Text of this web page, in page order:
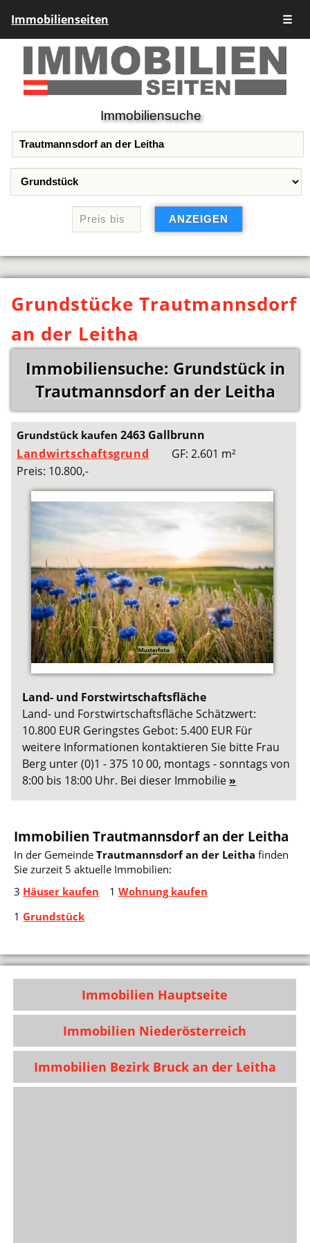
Immobilienseiten ☰
Immobiliensuche
Grundstücke Trautmannsdorf
an der Leitha
Immobiliensuche: Grundstück in
Trautmannsdorf an der Leitha
Grundstück kaufen2463 Gallbrunn
Landwirtschaftsgrund
GF: 2.601 m²
Preis: 10.800,-
Land- und Forstwirtschaftsfläche
Land- und Forstwirtschaftsfläche Schätzwert:
10.800 EUR Geringstes Gebot: 5.400 EUR Für
weitere Informationen kontaktieren Sie bitte Frau
Berg unter (0)1 - 375 10 00, montags - sonntags von
8:00 bis 18:00 Uhr. Bei dieser Immobilie »
Immobilien Trautmannsdorf an der Leitha
In der GemeindeTrautmannsdorf an der Leitha finden
Sie zurzeit 5 aktuelle Immobilien:
3 Häuser kaufen 1 Wohnung kaufen
1Grundstück
Immobilien Hauptseite
Immobilien Niederösterreich
Immobilien Bezirk Bruck an der Leitha